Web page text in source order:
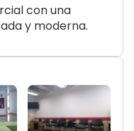
con una
y moderna.